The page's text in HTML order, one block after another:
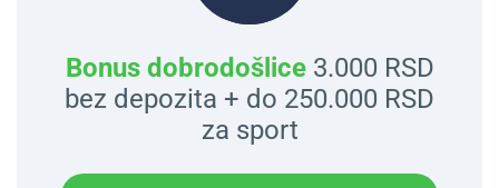
Bonus dobrodošlice3.000 RSD
bez depozita + do 250.000 RSD
za sport